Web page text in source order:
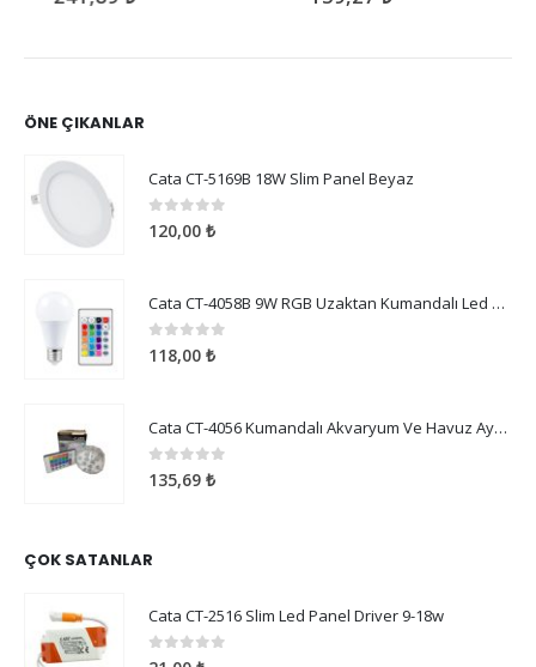
ÖNE ÇIKANLAR
Cata CT-5169B 18W Slim Panel Beyaz
05 üzerinden
120,00 ₺
Cata CT-4058B 9W RGB Uzaktan Kumandalı Led Ampul Beyaz Işık
0 5 üzerinden
118,00 ₺
Cata CT-4056 Kumandalı Akvaryum Ve Havuz Aydınlatma
05 üzerinden
135,69 ₺
ÇOK SATANLAR
Cata CT-2516 Slim Led Panel Driver 9-18w
05 üzerinden